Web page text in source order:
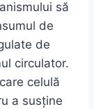
să
de
de
circulator.
celulă
a susține